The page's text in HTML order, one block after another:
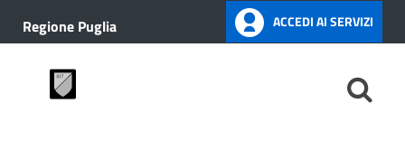
Regione Puglia ACCEDI AI SERVIZI